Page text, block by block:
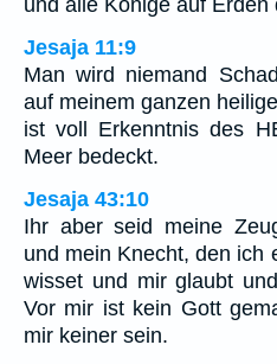
Jesaja 11:9
Man wird niemand
auf meinem ganzen
ist voll Erkenntnis des
Meer bedeckt.
Jesaja 43:10
Ihr aber seid meine
und mein Knecht, den ich
wisset und mir glaubt
Vor mir ist kein Gott
mir keiner sein.